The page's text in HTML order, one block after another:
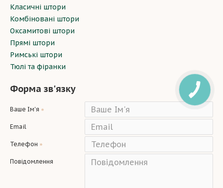
Класичні штори
Комбіновані штори
Оксамитові штори
Прямі штори
Римські штори
Тюлі та фіранки
Форма зв'язку
Ваше Ім'я
Email
Телефон
Повідомлення